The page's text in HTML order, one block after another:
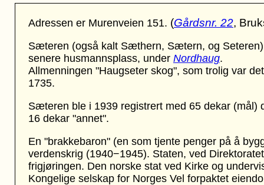
Adressen er Murenveien 151. (Gårdsnr. 22,
Sæteren (også kalt Sæthern, Sætern, og
senere husmannsplass, under Nordhaug.
Allmenningen "Haugseter skog", som trolig var
1735.
Sæteren ble i 1939 registrert med 65 dekar (mål)
16 dekar "annet".
En "brakkebaron" (en som tjente penger på å
verdenskrig (1940−1945). Staten, ved
frigjøringen. Den norske stat ved Kirke og
Kongelige selskap for Norges Vel forpaktet